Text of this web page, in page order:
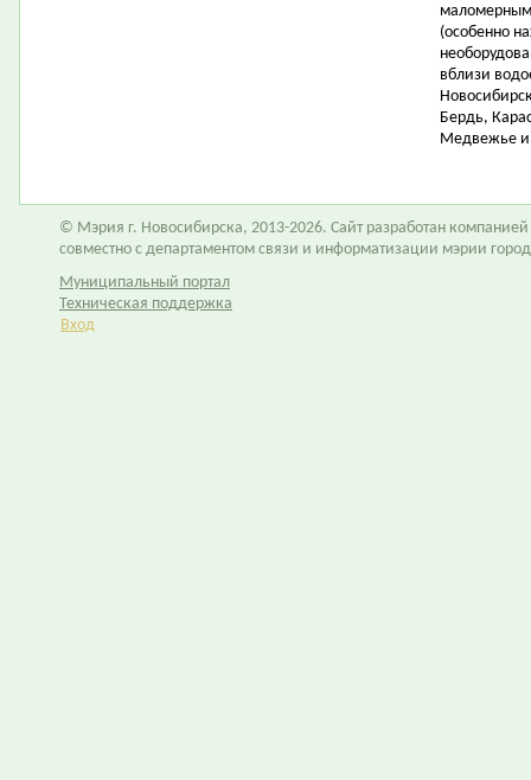
(особенно
вблизи
Бердь,
Медвежье и
© Мэрия г. Новосибирска, 2013-2026. Сайт разработан компанией
совместно с департаментом связи и информатизации мэрии
Муниципальный портал
Техническая поддержка
Вход